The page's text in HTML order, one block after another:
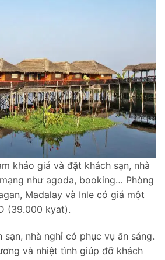
khảo giá và đặt khách sạn, nhà
như agoda, booking… Phòng
Madalay và Inle có giá một
(39.000 kyat).
sạn, nhà nghỉ có phục vụ ăn sáng.
và nhiệt tình giúp đỡ khách